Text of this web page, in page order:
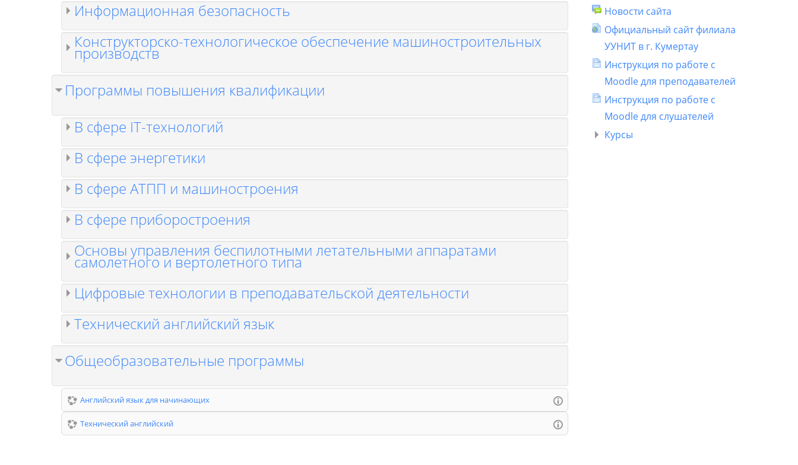
Информационная безопасность
Конструкторско-технологическое обеспечение машиностроительных
производств
Программы повышения квалификации
В сфере IT-технологий
В сфере энергетики
В сфере АТПП и машиностроения
В сфере приборостроения
Основы управления беспилотными летательными аппаратами
самолетного и вертолетного типа
Цифровые технологии в преподавательской деятельности
Технический английский язык
Общеобразовательные программы
Английский язык для начинающих
Технический английский
Новости сайта
Официальный сайт филиала
УУНИТ в г. Кумертау
Инструкция по работе с
Moodle для преподавателей
Инструкция по работе с
Moodle для слушателей
Курсы